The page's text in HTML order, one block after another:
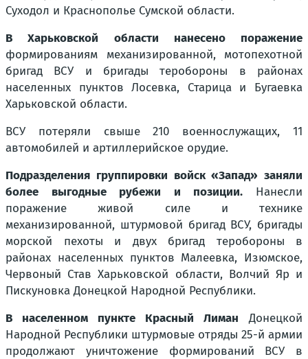
Суходол и Краснополье Сумской области.
В Харьковской области нанесено поражение
формированиям механизированной, мотопехотной
бригад ВСУ и бригады теробороны в районах
населенных пунктов Лосевка, Старица и Бугаевка
Харьковской области.
ВСУ потеряли свыше 210 военнослужащих, 11
автомобилей и артиллерийское орудие.
Подразделения группировки войск «Запад» заняли
более выгодные рубежи и позиции. Нанесли
поражение живой силе и технике
механизированной, штурмовой бригад ВСУ, бригады
морской пехоты и двух бригад теробороны в
районах населенных пунктов Малеевка, Изюмское,
Червоный Став Харьковской области, Волчий Яр и
Пискуновка Донецкой Народной Республики.
В населенном пункте Красный Лиман Донецкой
Народной Республики штурмовые отряды 25-й армии
продолжают уничтожение формирований ВСУ в